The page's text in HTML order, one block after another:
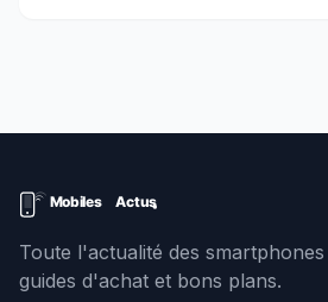
Toute l'actualité des
guides d'achat et bons plans.